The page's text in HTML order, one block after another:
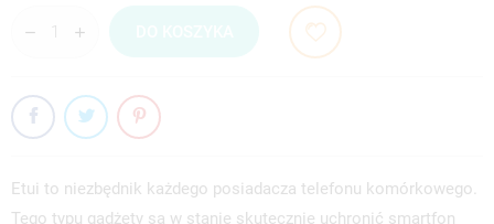
Etui to niezbędnik każdego posiadacza telefonu komórkowego.
Tego typu gadżety są w stanie skutecznie uchronić smartfon